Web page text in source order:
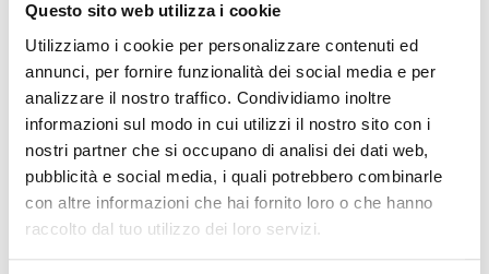
Questo sito web utilizza i cookie
Utilizziamo i cookie per personalizzare contenuti ed
annunci, per fornire funzionalità dei social media e per
analizzare il nostro traffico. Condividiamo inoltre
informazioni sul modo in cui utilizzi il nostro sito con i
nostri partner che si occupano di analisi dei dati web,
pubblicità e social media, i quali potrebbero combinarle
con altre informazioni che hai fornito loro o che hanno
raccolto dal tuo utilizzo dei loro servizi.
ACCESSORI PULSANTI ALLARME
Protezione pulsanti